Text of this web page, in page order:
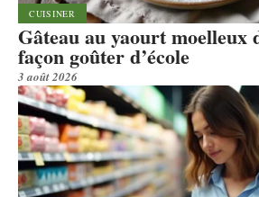
CUISINER
Gâteau au yaourt moelleux
façon goûter d’école
3 août 2026